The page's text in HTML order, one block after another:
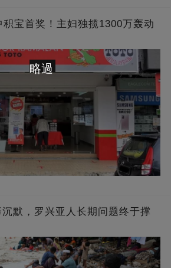
宝首奖！主妇独揽1300万轰动
默，罗兴亚人长期问题终于撑
略過